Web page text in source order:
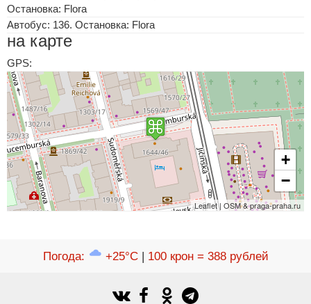
Остановка: Flora
Автобус: 136. Остановка: Flora
на карте
GPS:
+
−
Leaflet | OSM & praga-praha.ru
Погода: +25°C| 100 крон = 388 рублей